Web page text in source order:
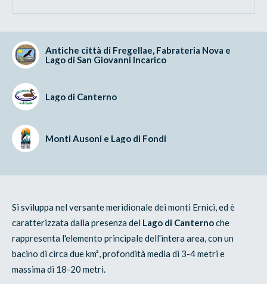
Antiche città di Fregellae, Fabrateria Nova e
Lago di San Giovanni Incarico
Lago di Canterno
Monti Ausoni e Lago di Fondi
Si sviluppa nel versante meridionale dei monti Ernici, ed è
caratterizzata dalla presenza del Lago di Canternoche
rappresenta l'elemento principale dell'intera area, con un
bacino di circa due km², profondità media di 3-4 metri e
massima di 18-20 metri.